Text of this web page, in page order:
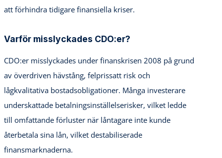
att förhindra tidigare finansiella kriser.
Varför misslyckades CDO:er?
CDO:er misslyckades under finanskrisen 2008 på grund
av överdriven hävstång, felprissatt risk och
lågkvalitativa bostadsobligationer. Många investerare
underskattade betalningsinställelserisker, vilket ledde
till omfattande förluster när låntagare inte kunde
återbetala sina lån, vilket destabiliserade
finansmarknaderna.